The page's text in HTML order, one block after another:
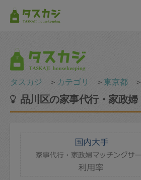
タスカジ ＞ カテゴリ ＞ 東京都 ＞
品川区の家事代行・家政婦